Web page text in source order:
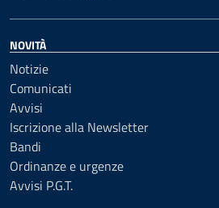
NOVITÀ
Notizie
Comunicati
Avvisi
Iscrizione alla Newsletter
Bandi
Ordinanze e urgenze
Avvisi P.G.T.